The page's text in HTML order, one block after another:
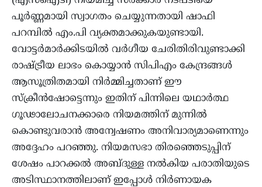
പൂർണ്ണമായി സ്വാഗതം ചെയ്യുന്നതായി ഷാഫി
പറമ്പിൽ എം.പി വ്യക്തമാക്കുകയുണ്ടായി.
വോട്ടർമാർക്കിടയിൽ വർഗീയ ചേരിതിരിവുണ്ടാക്കി
രാഷ്ട്രീയ ലാഭം കൊയ്യാൻ സിപിഎം കേന്ദ്രങ്ങൾ
ആസൂത്രിതമായി നിർമ്മിച്ചതാണ് ഈ
സ്‌ക്രീൻഷോട്ടെന്നും ഇതിന് പിന്നിലെ യഥാർത്ഥ
ഗൂഢാലോചനക്കാരെ നിയമത്തിന് മുന്നിൽ
കൊണ്ടുവരാൻ അന്വേഷണം അനിവാര്യമാണെന്നും
അദ്ദേഹം പറഞ്ഞു. നിയമസഭാ തിരഞ്ഞെടുപ്പിന്
ശേഷം പാറക്കൽ അബ്ദുള്ള നൽകിയ പരാതിയുടെ
അടിസ്ഥാനത്തിലാണ് ഇപ്പോൾ നിർണായക